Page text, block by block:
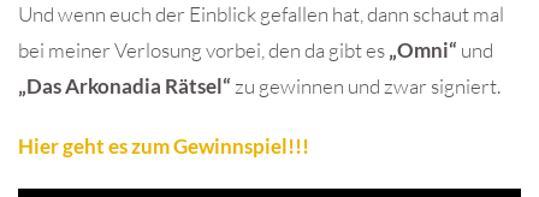
Und wenn euch der Einblick gefallen hat, dann schaut mal
bei meiner Verlosung vorbei, den da gibt es„Omni“ und
„Das Arkonadia Rätsel“ zu gewinnen und zwar signiert.
Hier geht es zum Gewinnspiel!!!